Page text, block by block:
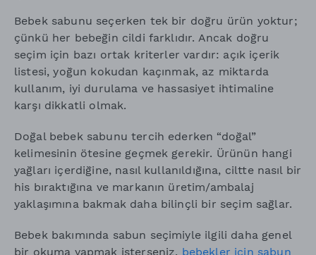
Bebek sabunu seçerken tek bir doğru ürün yoktur;
çünkü her bebeğin cildi farklıdır. Ancak doğru
seçim için bazı ortak kriterler vardır: açık içerik
listesi, yoğun kokudan kaçınmak, az miktarda
kullanım, iyi durulama ve hassasiyet ihtimaline
karşı dikkatli olmak.
Doğal bebek sabunu tercih ederken “doğal”
kelimesinin ötesine geçmek gerekir. Ürünün hangi
yağları içerdiğine, nasıl kullanıldığına, ciltte nasıl bir
his bıraktığına ve markanın üretim/ambalaj
yaklaşımına bakmak daha bilinçli bir seçim sağlar.
Bebek bakımında sabun seçimiyle ilgili daha genel
bir okuma yapmak isterseniz, bebekler için sabun